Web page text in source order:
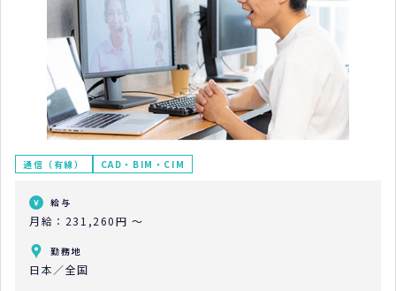
通信（有線） CAD・BIM・CIM
給与
月給：231,260円 ～
勤務地
日本／全国